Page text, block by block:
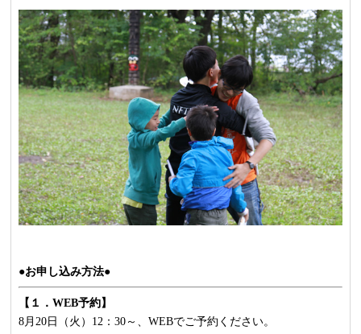
●お申し込み方法●
【１．WEB予約】
8月20日（火）12：30～、WEBでご予約ください。